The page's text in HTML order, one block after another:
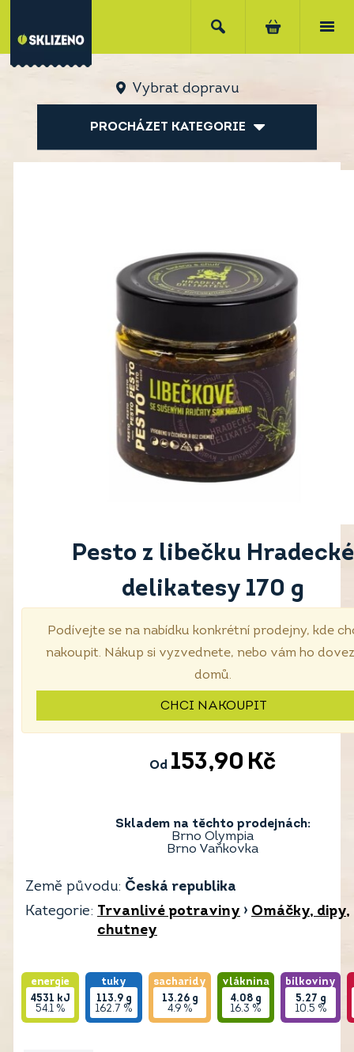
Vybrat dopravu
PROCHÁZET KATEGORIE
Pesto z libečku Hradecké
delikatesy 170 g
Podívejte se na nabídku konkrétní prodejny, kde
nakoupit. Nákup si vyzvednete, nebo vám ho
domů.
CHCI NAKOUPIT
Od 153,90 Kč
Skladem na těchto prodejnách:
Brno Olympia
Brno Vaňkovka
Země původu: Česká republika
Kategorie: Trvanlivé potraviny › Omáčky, dipy,
chutney
energie
4531 kJ
54.1 %
tuky
113.9 g
162.7 %
sacharidy
13.26 g
4.9 %
vláknina
4.08 g
16.3 %
bílkoviny
5.27 g
10.5 %